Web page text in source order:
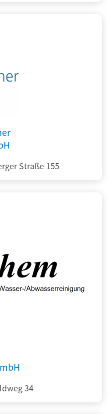
Straße 155
34